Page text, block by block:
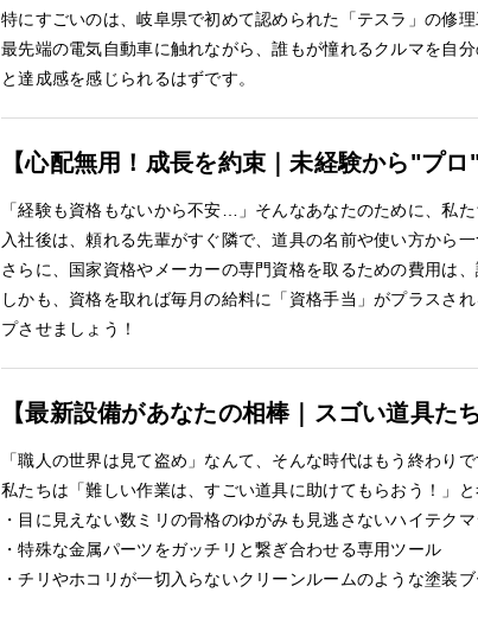
特にすごいのは、岐阜県で初めて認められた「テスラ」の修理
最先端の電気自動車に触れながら、誰もが憧れるクルマを自
と達成感を感じられるはずです。
【心配無用！成長を約束｜未経験から"プ
「経験も資格もないから不安…」そんなあなたのために、私
入社後は、頼れる先輩がすぐ隣で、道具の名前や使い方から一
さらに、国家資格やメーカーの専門資格を取るための費用は
しかも、資格を取れば毎月の給料に「資格手当」がプラスさ
プさせましょう！
【最新設備があなたの相棒｜スゴい道具た
「職人の世界は見て盗め」なんて、そんな時代はもう終わりで
私たちは「難しい作業は、すごい道具に助けてもらおう！」
・目に見えない数ミリの骨格のゆがみも見逃さないハイテクマ
・特殊な金属パーツをガッチリと繋ぎ合わせる専用ツール
・チリやホコリが一切入らないクリーンルームのような塗装ブ